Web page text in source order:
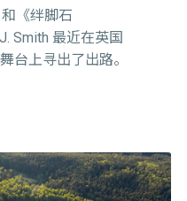
《绊脚石
Smith 最近在英国
台上寻出了出路。